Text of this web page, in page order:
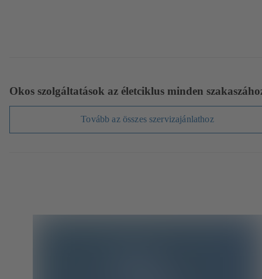
Okos szolgáltatások az életciklus minden
Tovább az összes szervizajánlathoz